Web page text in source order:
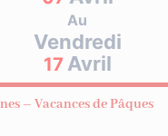
Au
Vendredi
17 Avril
– Vacances de Pâques